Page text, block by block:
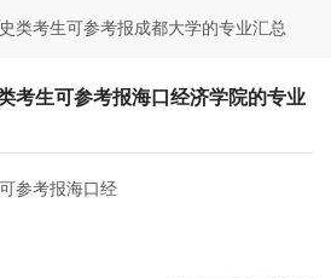
类考生可参考报成都大学的专业汇总
考生可参考报海口经济学院的专业
参考报海口经